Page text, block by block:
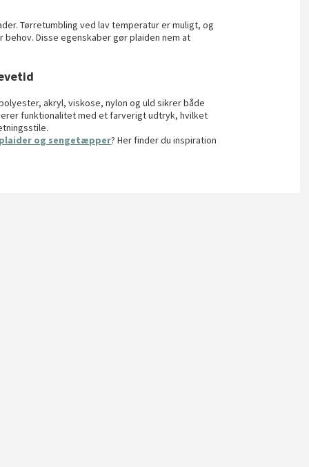
Tørretumbling ved lav temperatur er muligt, og
Disse egenskaber gør plaiden nem at
akryl, viskose, nylon og uld sikrer både
funktionalitet med et farverigt udtryk, hvilket
og sengetæpper? Her finder du inspiration